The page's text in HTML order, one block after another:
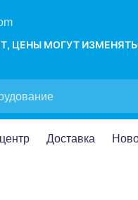
ЦЕНЫ МОГУТ
Доставка